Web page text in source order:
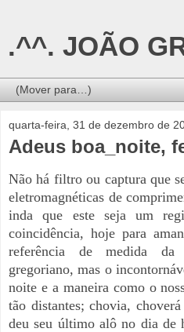
.^^. JOÃO
quarta-feira, 31 de dezembro de
Adeus boa_noite,
Não há filtro ou captura que
eletromagnéticas de
inda que este seja um
coincidência, hoje para
referência de medida da
gregoriano, mas o
noite e a maneira como o
tão distantes; chovia,
deu seu último alô no dia de